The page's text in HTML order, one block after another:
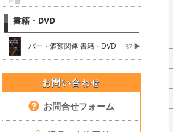
書籍・DVD
バー・酒類関連 書籍・DVD 37
お問い合わせ
お問合せフォーム